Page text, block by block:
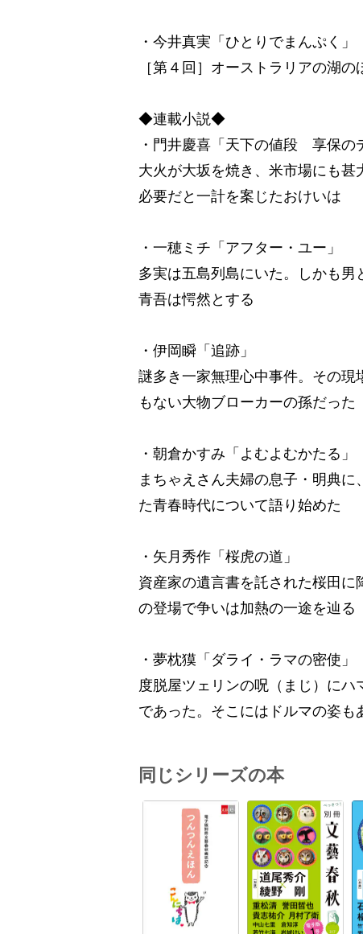
・今井真実「ひとりでまんぷく」
［第４回］オーストラリアの湖
◆連載小説◆
・門井慶喜「天下の値段 享保の
大火が大坂を焼き、米市場にも
必要だと一計を案じたおけいは
・一穂ミチ「アフター・ユー」
多実は五島列島にいた。しかも
青吾は愕然とする
・伊岡瞬「追跡」
謎多き一家無理心中事件。その現
もない大物ブローカーの孫だった
・朝倉かすみ「よむよむかたる」
まちゃえさん夫婦の息子・明典
た青春時代について語り始めた
・矢月秀作「桜虎の道」
資産家の遺言書を託された桜田
の登場で争いは加熱の一途を辿る
・夢枕獏「ダライ・ラマの密使」
度脱屋ツェリンの呪（まじ）に
であった。そこにはドルマの姿も
同じシリーズの本